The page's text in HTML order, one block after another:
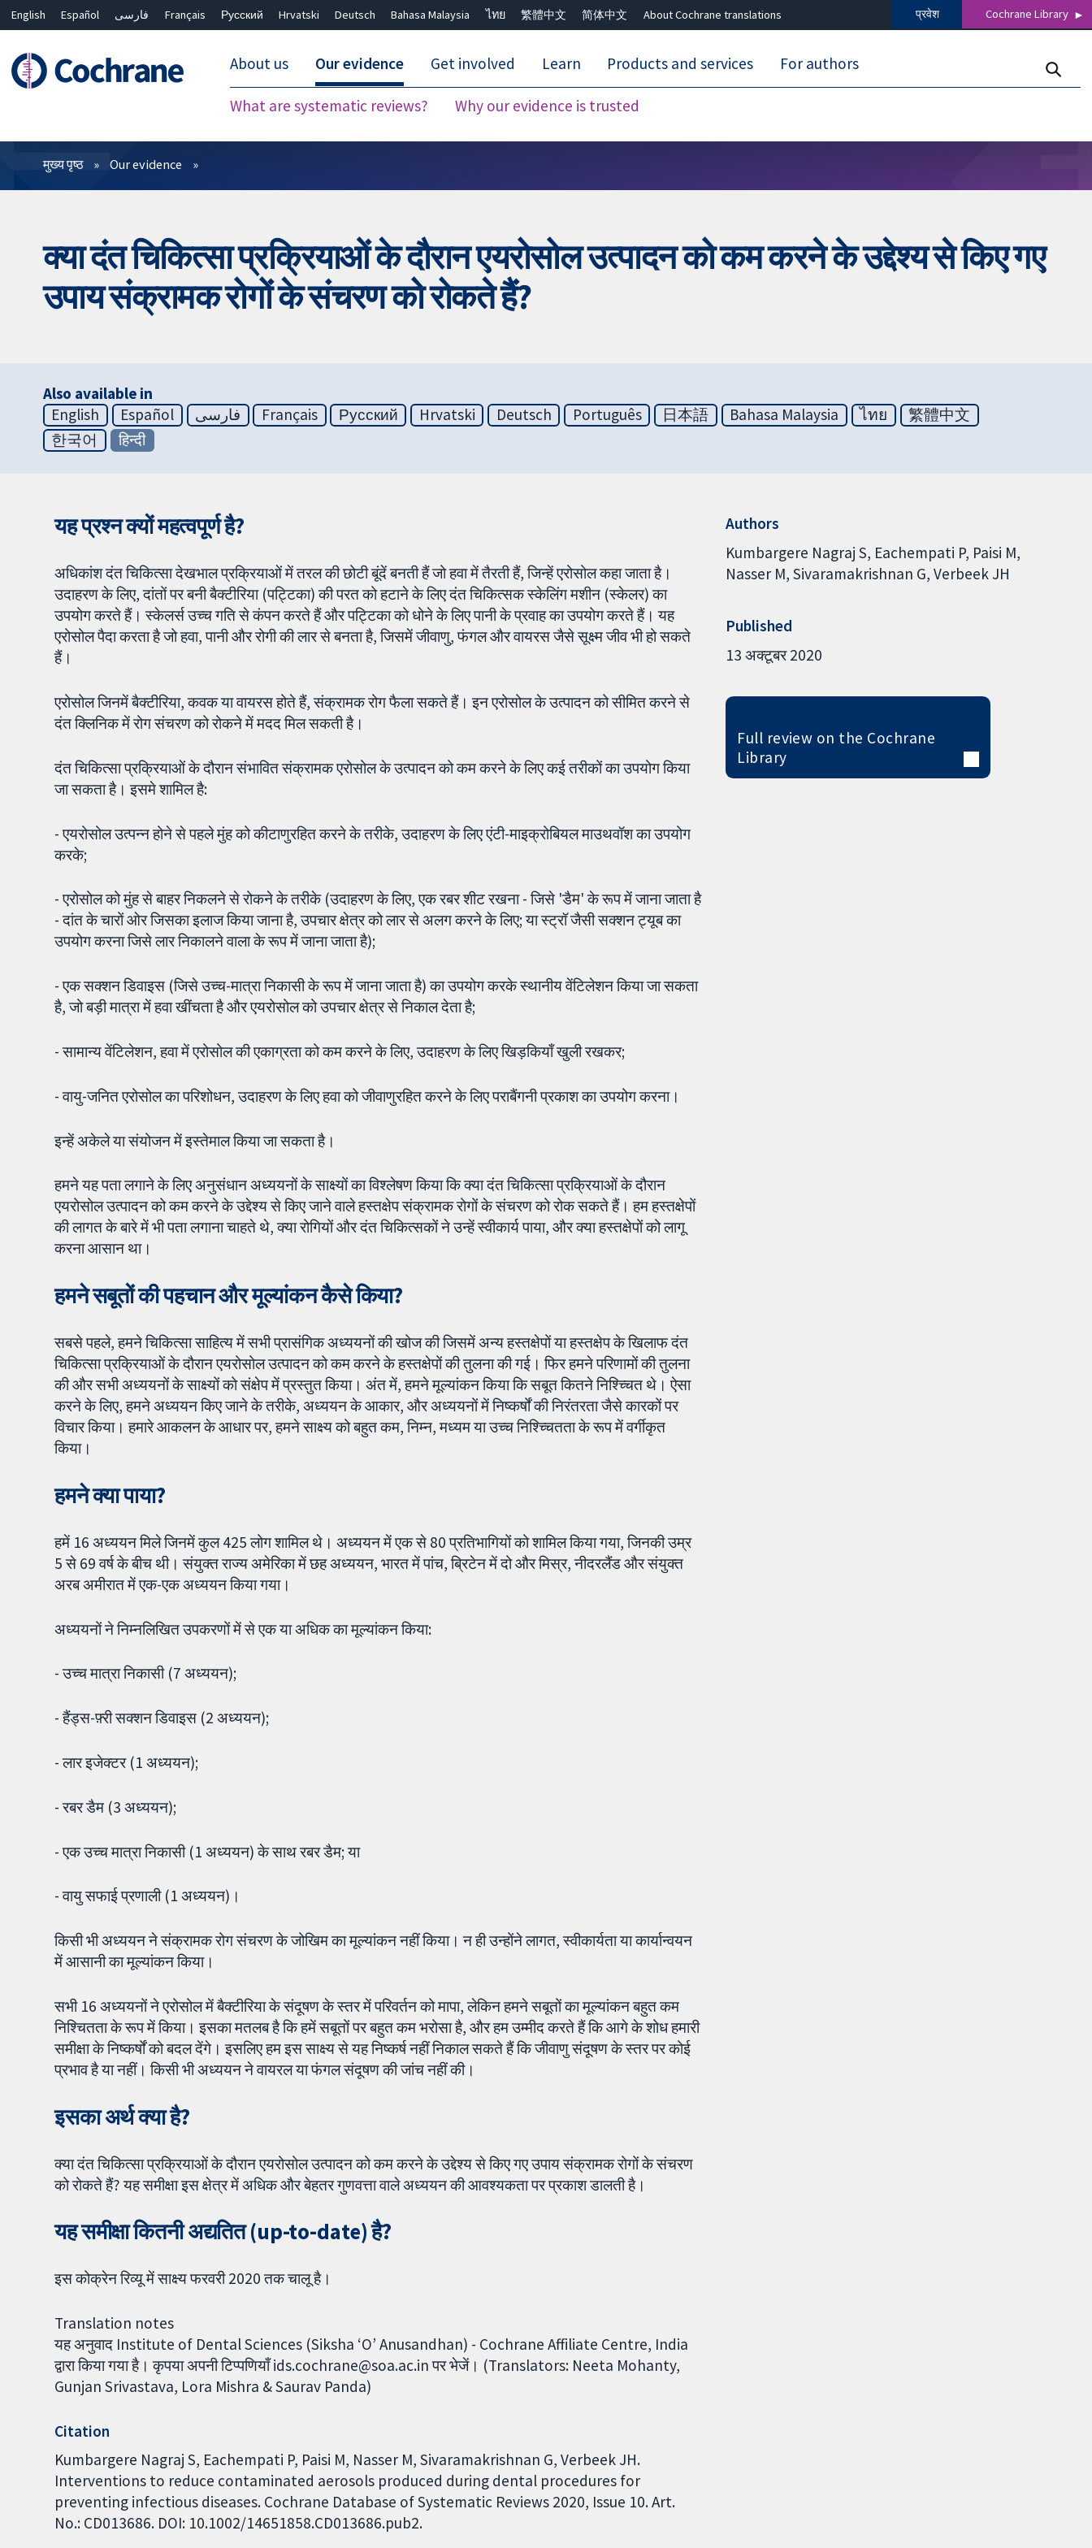
English Español فارسی Français Русский Hrvatski Deutsch Bahasa Malaysia ไทย 繁體中文 简体中文 About Cochrane translations प्रवेश Cochrane Library
About us Our evidence
What are systematic reviews? Why our evidence is trusted
Get involved Learn Products and services For authors
फ़िल्टर
मुख्य पृष्ठ Our evidence
क्या दंत चिकित्सा प्रक्रियाओं के दौरान एयरोसोल उत्पादन को कम करने के उद्देश्य से किए गए
उपाय संक्रामक रोगों के संचरण को रोकते हैं?
Also available in
English
Español فارسی Français Русский Hrvatski Deutsch Português 日本語 Bahasa Malaysia ไทย
繁體中文
한국어
हिन्दी
यह प्रश्न क्यों महत्वपूर्ण है?
अधिकांश दंत चिकित्सा देखभाल प्रक्रियाओं में तरल की छोटी बूंदें बनती हैं जो हवा में तैरती हैं, जिन्हें एरोसोल कहा जाता है।
उदाहरण के लिए, दांतों पर बनी बैक्टीरिया (पट्टिका) की परत को हटाने के लिए दंत चिकित्सक स्केलिंग मशीन (स्केलर) का
उपयोग करते हैं। स्केलर्स उच्च गति से कंपन करते हैं और पट्टिका को धोने के लिए पानी के प्रवाह का उपयोग करते हैं। यह
एरोसोल पैदा करता है जो हवा, पानी और रोगी की लार से बनता है, जिसमें जीवाणु, फंगल और वायरस जैसे सूक्ष्म जीव भी हो सकते
हैं।
एरोसोल जिनमें बैक्टीरिया, कवक या वायरस होते हैं, संक्रामक रोग फैला सकते हैं। इन एरोसोल के उत्पादन को सीमित करने से
दंत क्लिनिक में रोग संचरण को रोकने में मदद मिल सकती है।
दंत चिकित्सा प्रक्रियाओं के दौरान संभावित संक्रामक एरोसोल के उत्पादन को कम करने के लिए कई तरीकों का उपयोग किया
जा सकता है। इसमे शामिल है:
- एयरोसोल उत्पन्न होने से पहले मुंह को कीटाणुरहित करने के तरीके, उदाहरण के लिए एंटी-माइक्रोबियल माउथवॉश का उपयोग
करके;
- एरोसोल को मुंह से बाहर निकलने से रोकने के तरीके (उदाहरण के लिए, एक रबर शीट रखना - जिसे 'डैम' के रूप में जाना जाता है
- दांत के चारों ओर जिसका इलाज किया जाना है, उपचार क्षेत्र को लार से अलग करने के लिए; या स्ट्रॉ जैसी सक्शन ट्यूब का
उपयोग करना जिसे लार निकालने वाला के रूप में जाना जाता है);
- एक सक्शन डिवाइस (जिसे उच्च-मात्रा निकासी के रूप में जाना जाता है) का उपयोग करके स्थानीय वेंटिलेशन किया जा सकता
है, जो बड़ी मात्रा में हवा खींचता है और एयरोसोल को उपचार क्षेत्र से निकाल देता है;
- सामान्य वेंटिलेशन, हवा में एरोसोल की एकाग्रता को कम करने के लिए, उदाहरण के लिए खिड़कियाँ खुली रखकर;
- वायु-जनित एरोसोल का परिशोधन, उदाहरण के लिए हवा को जीवाणुरहित करने के लिए पराबैंगनी प्रकाश का उपयोग करना।
इन्हें अकेले या संयोजन में इस्तेमाल किया जा सकता है।
हमने यह पता लगाने के लिए अनुसंधान अध्ययनों के साक्ष्यों का विश्लेषण किया कि क्या दंत चिकित्सा प्रक्रियाओं के दौरान
एयरोसोल उत्पादन को कम करने के उद्देश्य से किए जाने वाले हस्तक्षेप संक्रामक रोगों के संचरण को रोक सकते हैं। हम हस्तक्षेपों
की लागत के बारे में भी पता लगाना चाहते थे, क्या रोगियों और दंत चिकित्सकों ने उन्हें स्वीकार्य पाया, और क्या हस्तक्षेपों को लागू
करना आसान था।
हमने सबूतों की पहचान और मूल्यांकन कैसे किया?
सबसे पहले, हमने चिकित्सा साहित्य में सभी प्रासंगिक अध्ययनों की खोज की जिसमें अन्य हस्तक्षेपों या हस्तक्षेप के खिलाफ दंत
चिकित्सा प्रक्रियाओं के दौरान एयरोसोल उत्पादन को कम करने के हस्तक्षेपों की तुलना की गई। फिर हमने परिणामों की तुलना
की और सभी अध्ययनों के साक्ष्यों को संक्षेप में प्रस्तुत किया। अंत में, हमने मूल्यांकन किया कि सबूत कितने निश्च्चित थे। ऐसा
करने के लिए, हमने अध्ययन किए जाने के तरीके, अध्ययन के आकार, और अध्ययनों में निष्कर्षों की निरंतरता जैसे कारकों पर
विचार किया। हमारे आकलन के आधार पर, हमने साक्ष्य को बहुत कम, निम्न, मध्यम या उच्च निश्च्चितता के रूप में वर्गीकृत
किया।
हमने क्या पाया?
हमें 16 अध्ययन मिले जिनमें कुल 425 लोग शामिल थे। अध्ययन में एक से 80 प्रतिभागियों को शामिल किया गया, जिनकी उम्र
5 से 69 वर्ष के बीच थी। संयुक्त राज्य अमेरिका में छह अध्ययन, भारत में पांच, ब्रिटेन में दो और मिस्र, नीदरलैंड और संयुक्त
अरब अमीरात में एक-एक अध्ययन किया गया।
अध्ययनों ने निम्नलिखित उपकरणों में से एक या अधिक का मूल्यांकन किया:
- उच्च मात्रा निकासी (7 अध्ययन);
- हैंड्स-फ़्री सक्शन डिवाइस (2 अध्ययन);
- लार इजेक्टर (1 अध्ययन);
- रबर डैम (3 अध्ययन);
- एक उच्च मात्रा निकासी (1 अध्ययन) के साथ रबर डैम; या
- वायु सफाई प्रणाली (1 अध्ययन)।
किसी भी अध्ययन ने संक्रामक रोग संचरण के जोखिम का मूल्यांकन नहीं किया। न ही उन्होंने लागत, स्वीकार्यता या कार्यान्वयन
में आसानी का मूल्यांकन किया।
सभी 16 अध्ययनों ने एरोसोल में बैक्टीरिया के संदूषण के स्तर में परिवर्तन को मापा, लेकिन हमने सबूतों का मूल्यांकन बहुत कम
निश्चितता के रूप में किया। इसका मतलब है कि हमें सबूतों पर बहुत कम भरोसा है, और हम उम्मीद करते हैं कि आगे के शोध हमारी
समीक्षा के निष्कर्षों को बदल देंगे। इसलिए हम इस साक्ष्य से यह निष्कर्ष नहीं निकाल सकते हैं कि जीवाणु संदूषण के स्तर पर कोई
प्रभाव है या नहीं। किसी भी अध्ययन ने वायरल या फंगल संदूषण की जांच नहीं की।
इसका अर्थ क्या है?
क्या दंत चिकित्सा प्रक्रियाओं के दौरान एयरोसोल उत्पादन को कम करने के उद्देश्य से किए गए उपाय संक्रामक रोगों के संचरण
को रोकते हैं? यह समीक्षा इस क्षेत्र में अधिक और बेहतर गुणवत्ता वाले अध्ययन की आवश्यकता पर प्रकाश डालती है।
यह समीक्षा कितनी अद्यतित (up-to-date) है?
इस कोक्रेन रिव्यू में साक्ष्य फरवरी 2020 तक चालू है।
Translation notes
यह अनुवाद Institute of Dental Sciences (Siksha ‘O’ Anusandhan) - Cochrane Affiliate Centre, India
द्वारा किया गया है। कृपया अपनी टिप्पणियाँ ids.cochrane@soa.ac.in पर भेजें। (Translators: Neeta Mohanty,
Gunjan Srivastava, Lora Mishra & Saurav Panda)
Citation
Kumbargere Nagraj S, Eachempati P, Paisi M, Nasser M, Sivaramakrishnan G, Verbeek JH.
Interventions to reduce contaminated aerosols produced during dental procedures for
preventing infectious diseases. Cochrane Database of Systematic Reviews 2020, Issue 10. Art.
No.: CD013686. DOI: 10.1002/14651858.CD013686.pub2.
Authors
Kumbargere Nagraj S Eachempati P Paisi M
Nasser M Sivaramakrishnan G Verbeek JH
Published
13 अक्टूबर 2020
Full review on the Cochrane
Library